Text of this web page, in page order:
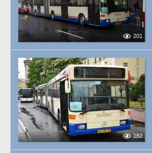
201
182